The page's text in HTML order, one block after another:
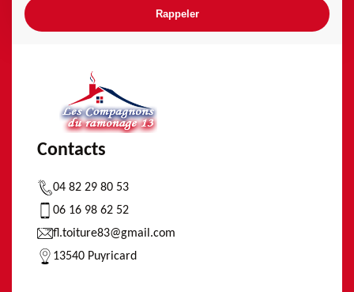
Contacts
04 82 29 80 53
06 16 98 62 52
fl.toiture83@gmail.com
13540 Puyricard